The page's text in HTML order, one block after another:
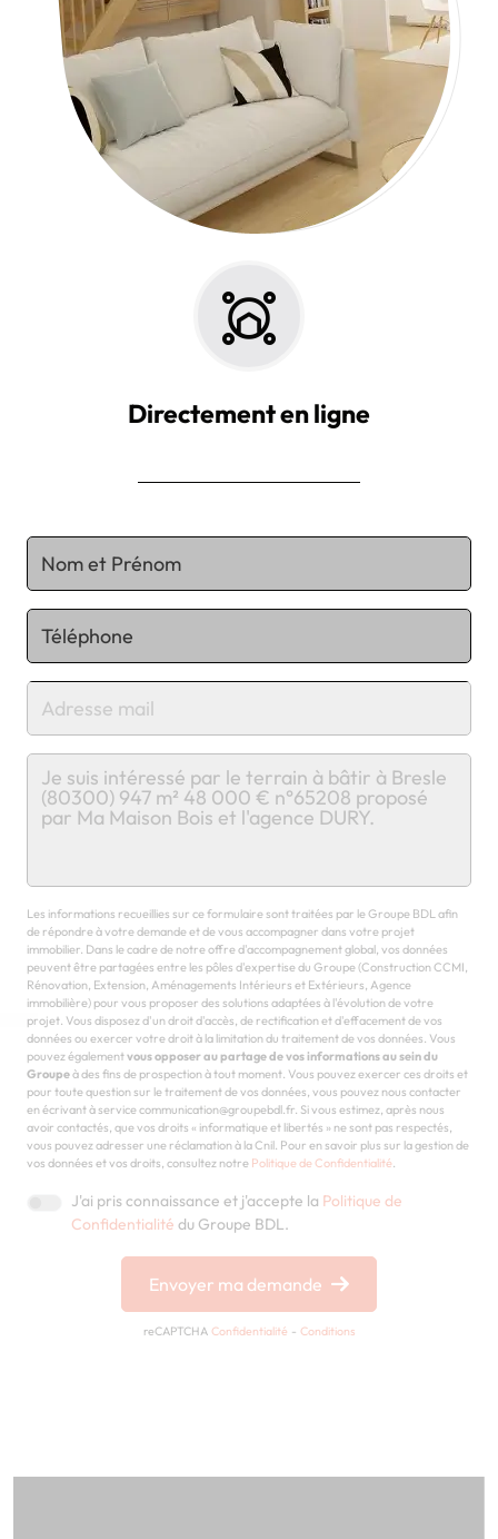
Directement en ligne
Chargement...
Les informations recueillies sur ce formulaire sont traitées par le Groupe BDL afin
de répondre à votre demande et de vous accompagner dans votre projet
immobilier. Dans le cadre de notre offre d'accompagnement global, vos données
peuvent être partagées entre les pôles d'expertise du Groupe (Construction CCMI,
Rénovation, Extension, Aménagements Intérieurs et Extérieurs, Agence
immobilière) pour vous proposer des solutions adaptées à l'évolution de votre
projet. Vous disposez d'un droit d'accès, de rectification et d'effacement de vos
données ou exercer votre droit à la limitation du traitement de vos données. Vous
pouvez égalementvous opposer au partage de vos informations au sein du
Groupeà des fins de prospection à tout moment. Vous pouvez exercer ces droits et
pour toute question sur le traitement de vos données, vous pouvez nous contacter
en écrivant à service communication@groupebdl.fr. Si vous estimez, après nous
avoir contactés, que vos droits « informatique et libertés » ne sont pas respectés,
vous pouvez adresser une réclamation à la Cnil. Pour en savoir plus sur la gestion de
vos données et vos droits, consultez notre Politique de Confidentialité
J'ai pris connaissance et j'accepte la Politique de
Confidentialité du Groupe BDL.
Envoyer ma demande
reCAPTCHA Confidentialité - Conditions